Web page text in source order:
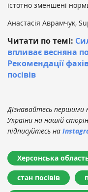
істотно зменшені
Анастасія Аврамчук,
Читати по темі:
впливає весняна
Рекомендації
посівів
Дізнавайтесь першими
України на нашій
підписуйтесь на
Херсонська
стан посівів